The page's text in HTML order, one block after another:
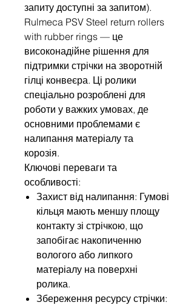
запиту доступні за запитом).
Rulmeca PSV Steel return rollers
with rubber rings — це
високонадійне рішення для
підтримки стрічки на зворотній
гілці конвеєра. Ці ролики
спеціально розроблені для
роботи у важких умовах, де
основними проблемами є
налипання матеріалу та
корозія.
Ключові переваги та
особливості:
Захист від налипання: Гумові
кільця мають меншу площу
контакту зі стрічкою, що
запобігає накопиченню
вологого або липкого
матеріалу на поверхні
ролика.
Збереження ресурсу стрічки: